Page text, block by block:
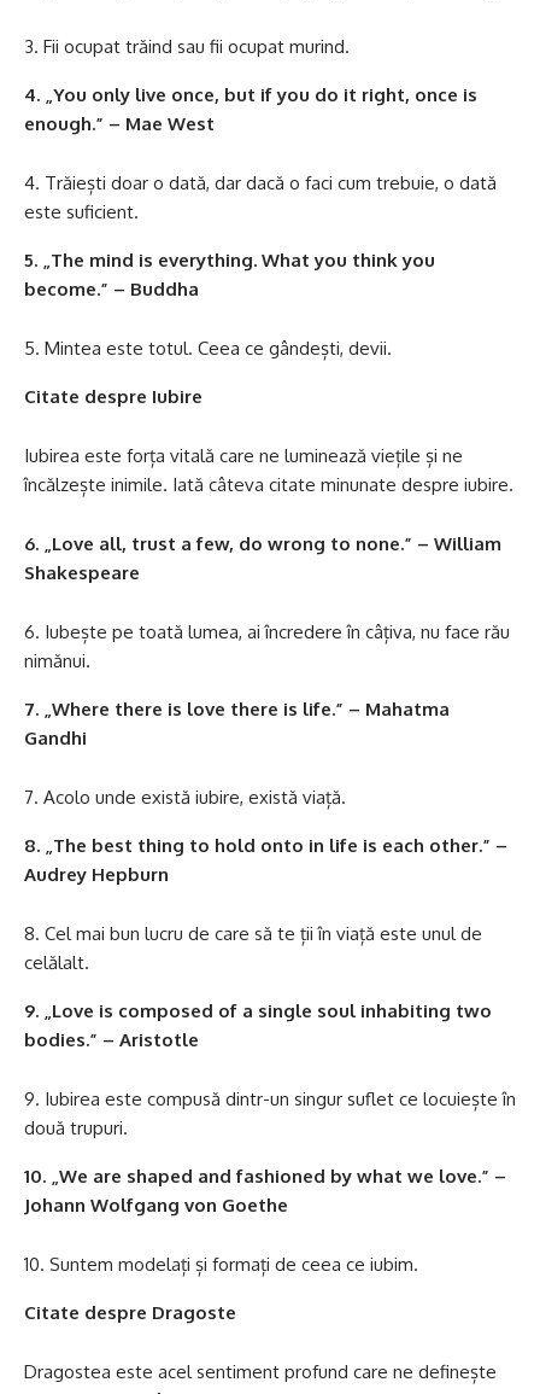
Fii ocupat trăind sau fii ocupat murind.
4. „You only live once, but if you do it right, once is
enough.” – Mae West
Trăiești doar o dată, dar dacă o faci cum trebuie, o dată
este suficient.
5. „The mind is everything. What you think you
become.” – Buddha
Mintea este totul. Ceea ce gândești, devii.
Citate despre Iubire
Iubirea este forța vitală care ne luminează viețile și ne
încălzește inimile. Iată câteva citate minunate despre iubire.
6. „Love all, trust a few, do wrong to none.” – William
Shakespeare
Iubește pe toată lumea, ai încredere în câțiva, nu face rău
nimănui.
7. „Where there is love there is life.” – Mahatma
Gandhi
Acolo unde există iubire, există viață.
8. „The best thing to hold onto in life is each other.” –
Audrey Hepburn
Cel mai bun lucru de care să te ții în viață este unul de
celălalt.
9. „Love is composed of a single soul inhabiting two
bodies.” – Aristotle
Iubirea este compusă dintr-un singur suflet ce locuiește în
două trupuri.
10. „We are shaped and fashioned by what we love.” –
Johann Wolfgang von Goethe
Suntem modelați și formați de ceea ce iubim.
Citate despre Dragoste
Dragostea este acel sentiment profund care ne definește